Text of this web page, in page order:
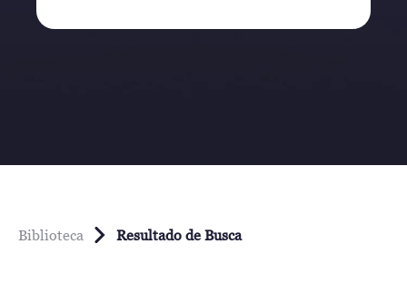
Biblioteca Resultado de Busca